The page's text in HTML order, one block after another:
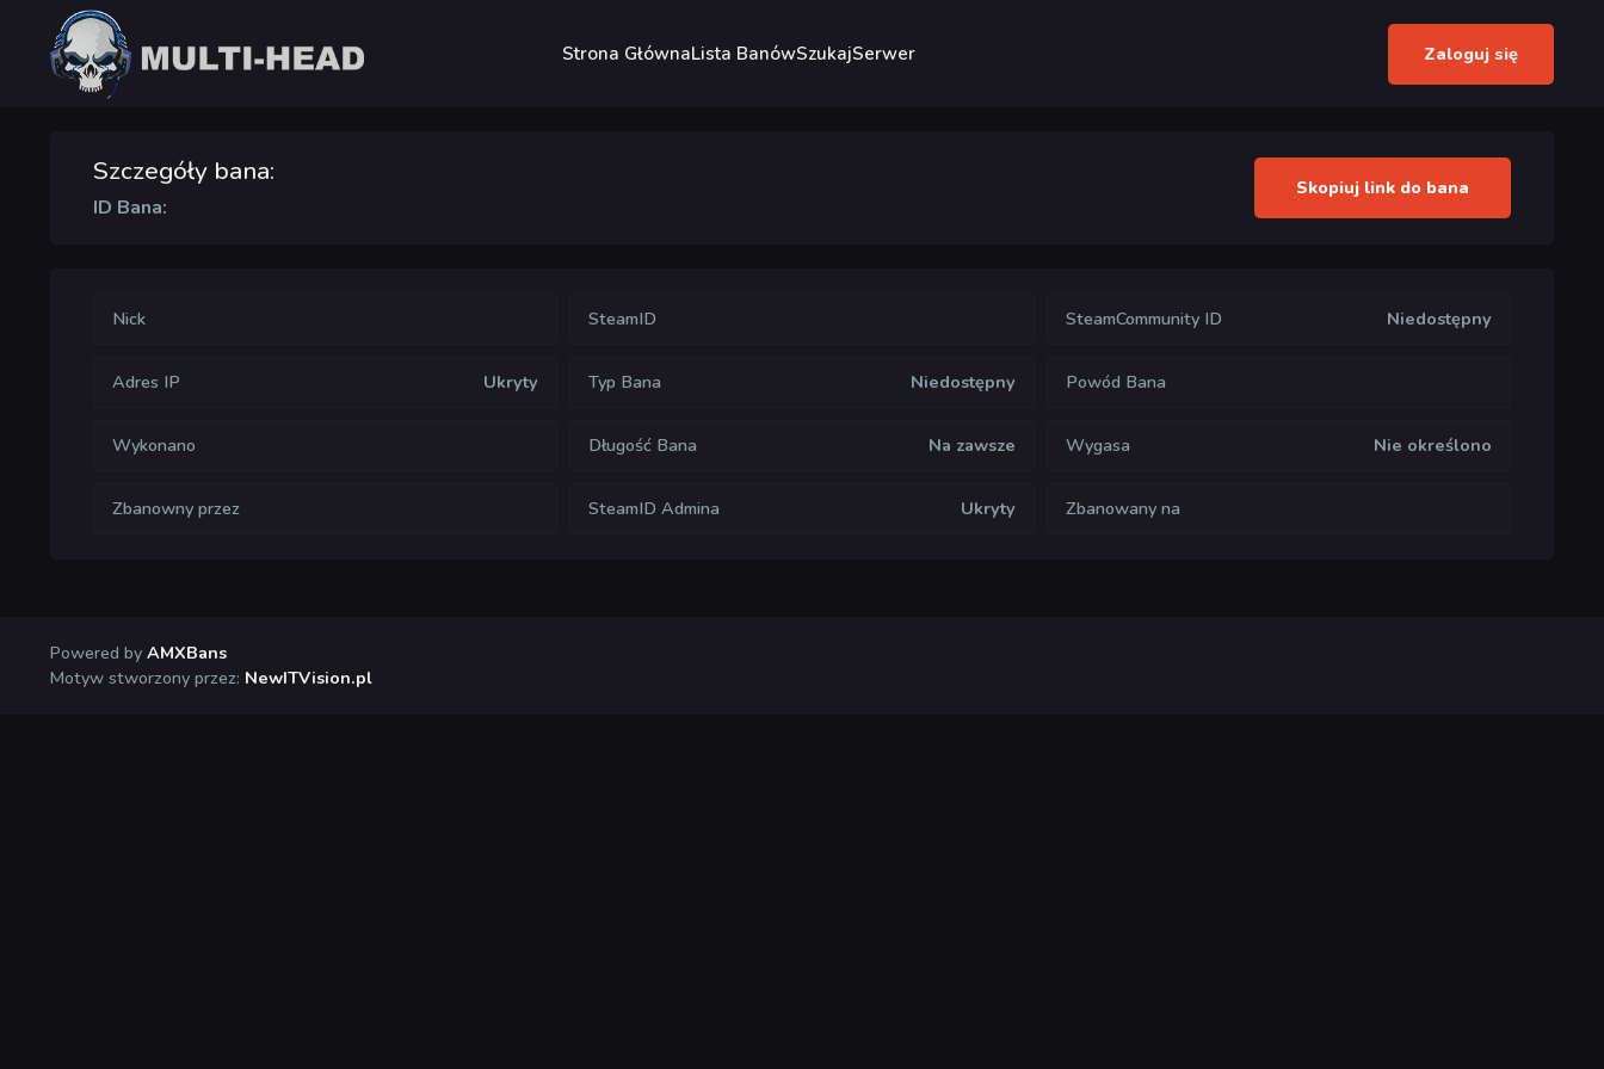
Strona GłównaLista BanówSzukajSerwer Zaloguj się
Szczegóły bana:
ID Bana:
Skopiuj link do bana
Nick SteamID SteamCommunity ID Niedostępny
Adres IP Ukryty Typ Bana Niedostępny Powód Bana
Wykonano Długość Bana Na zawsze Wygasa Nie określono
Zbanowny przez SteamID Admina Ukryty Zbanowany na
Powered by AMXBans
Motyw stworzony przez: NewITVision.pl